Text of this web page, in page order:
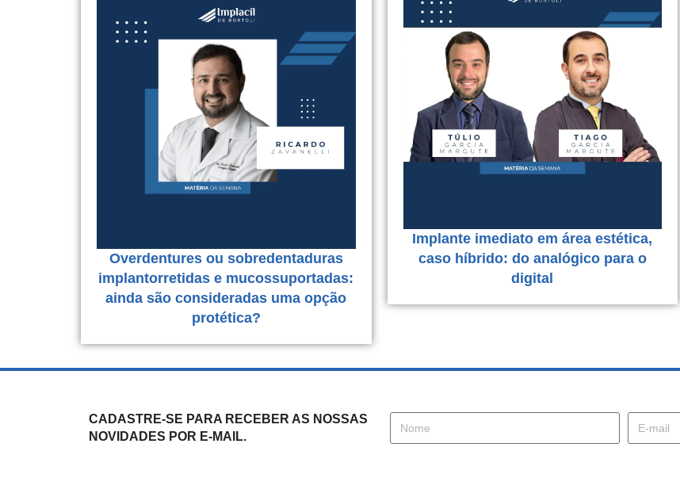
Implante imediato em área estética,
caso híbrido: do analógico para o
digital
Overdentures ou sobredentaduras
implantorretidas e mucossuportadas:
ainda são consideradas uma opção
protética?
CADASTRE-SE PARA RECEBER AS NOSSAS
NOVIDADES POR E-MAIL.